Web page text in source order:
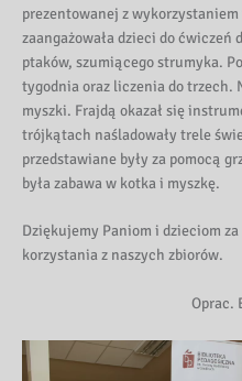
prezentowanej z wykorzystaniem
zaangażowała dzieci do ćwiczeń
ptaków, szumiącego strumyka.
tygodnia oraz liczenia do trzech.
myszki. Frajdą okazał się
trójkątach naśladowały trele
przedstawiane były za pomocą
była zabawa w kotka i myszkę.
Dziękujemy Paniom i dzieciom
korzystania z naszych zbiorów.
Oprac.